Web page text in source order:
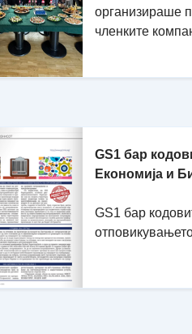
организираше
членките
GS1 бар
Економија и
GS1 бар